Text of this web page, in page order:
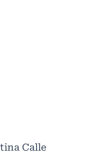
Calle